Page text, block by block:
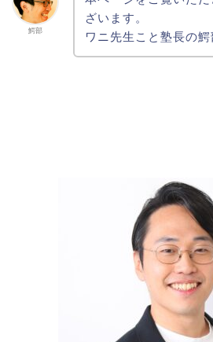
鰐部
ざいます。
ワニ先生こと塾長の鰐